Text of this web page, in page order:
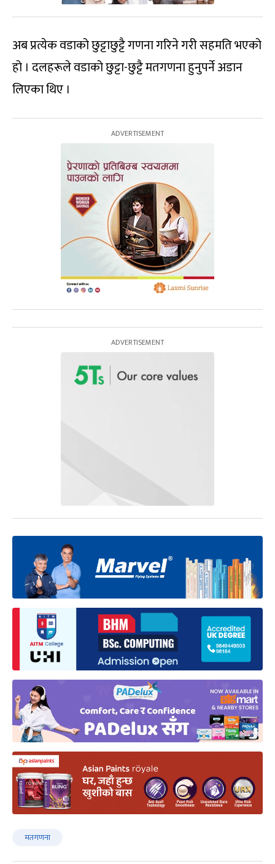
अब प्रत्येक वडाको छुट्टाछुट्टै गणना गरिने गरी सहमति भएको
हो । दलहरूले वडाको छुट्टा-छुट्टै मतगणना हुनुपर्ने अडान
लिएका थिए ।
मतगणना